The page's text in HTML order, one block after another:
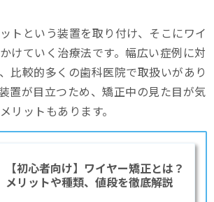
トという装置を取り付け、そこにワイ
けていく治療法です。幅広い症例に対
比較的多くの歯科医院で取扱いがあり
置が目立つため、矯正中の見た目が気
リットもあります。
【初心者向け】ワイヤー矯正とは？
メリットや種類、値段を徹底解説